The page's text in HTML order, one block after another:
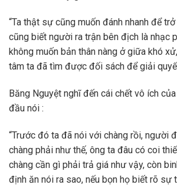
“Ta thật sự cũng muốn đánh nhanh để
cũng biết người ra trận bên địch là nhạc
không muốn bản thân nàng ở giữa khó
tâm ta đã tìm được đối sách để giải
Băng Nguyệt nghĩ đến cái chết vô ích
đầu nói :
“Trước đó ta đã nói với chàng rồi, người
chàng phải như thế, ông ta đâu có coi
chàng cần gì phải trả giá như vậy, còn
định ăn nói ra sao, nếu bọn họ biết rõ sự